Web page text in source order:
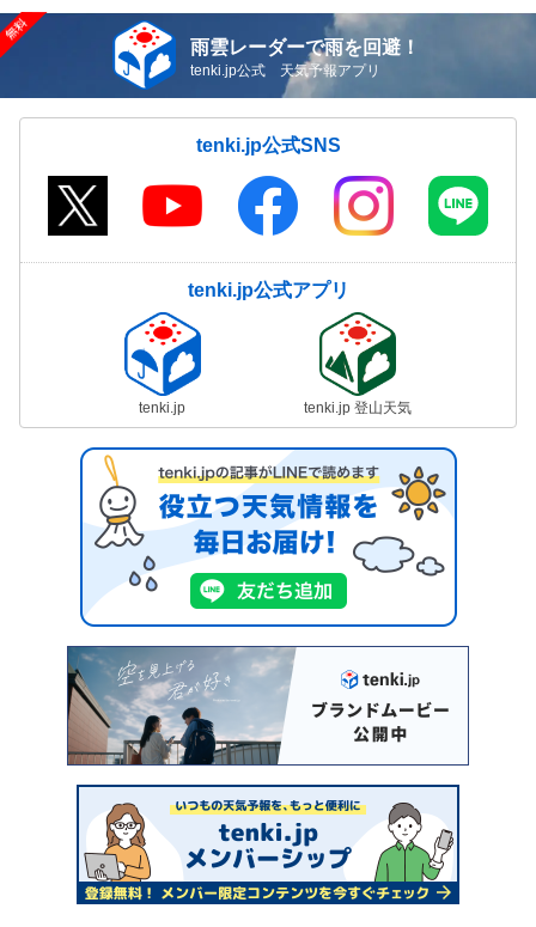
雨雲レーダーで雨を回避！
tenki.jp公式 天気予報アプリ
tenki.jp公式SNS
tenki.jp公式アプリ
tenki.jp tenki.jp 登山天気